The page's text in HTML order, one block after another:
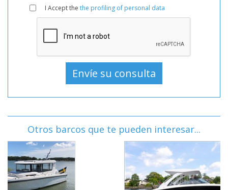
I Accept the the profiling of personal data
Otros barcos que te pueden interesar...